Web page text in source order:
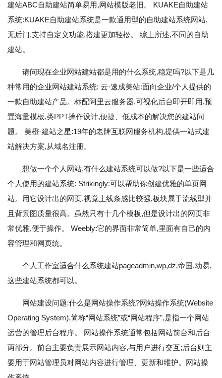
建站ABC自助建站简单易用,网站模版老旧。 KUAKE自助建站
系统:KUAKE自助建站系统是一款通用型的自助建站系统网站,
无后门,支持自定义功能,搭建更加轻松。 综上所述,不同的自助
建站。
请问现在企业网站建站都是用的什么系统,稳定吗?以下是几
种常用的企业网站建站系统: 云·速成美站:面向企业/个人提供的
一款自助建站产品。标配阿里云服务器,可视化后台即开即用,预
置海量模板,类PPT操作设计,便捷、低成本的解决您的建站问
题。 美橙-建站之星:19年的老牌互联网服务机构,提供一站式建
站解决方案,从域名注册。
想做一个个人网站,有什么建站系统可以做?以下是一些适合
个人使用的建站系统: Strikingly:可以帮助你创建优雅的单页网
站。用它设计出的网页,视觉上线条感比较强,板块属于流线型并
且背景图质量很高。虽然只有十几个模板,但是设计出的网页非
常优雅,便于操作。 Weebly:它的界面非常简单,里面有自己的内
容管理和网页统。
个人工作室适合什么系统建站pageadmin,wp,dz,帝国,动易,
这些建站系统都可以。
网站建设问题:什么是网站操作系统?网站操作系统(Website
Operating System),简称“网站系统”或“网站程序”,是指一个网站
运营的管理后台程序。 网站操作系统通常包括网站前台和后台
两部分。前台主要负责展示网站内容,与用户进行交互;后台则主
要用于网站管理员对网站内容进行管理、更新和维护。网站操